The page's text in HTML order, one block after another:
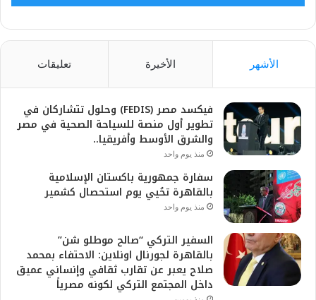
الأشهر الأخيرة تعليقات
فيكسد مصر (FEDIS) وحلول تتشاركان في
تطوير أول منصة للسياحة الصحية في مصر
والشرق الأوسط وأفريقيا..
منذ يوم واحد
سفارة جمهورية باكستان الإسلامية
بالقاهرة تحُيي يوم استحصال كشمير
منذ يوم واحد
السفير التركي “صالح موطلو شن”
بالقاهرة لجورنال اونلاين: الاحتفاء بمحمد
صلاح يعبر عن تقارب ثقافي وإنساني عميق
داخل المجتمع التركي لكونه مصرياً